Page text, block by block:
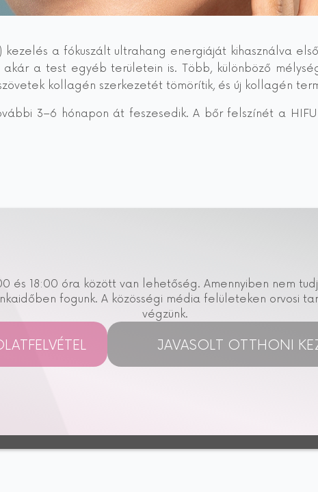
kezelés a fókuszált ultrahang energiáját kihasználva
a test egyéb területein is. Több, különböző
kollagén szerkezetét tömörítik, és új kollagén
3–6 hónapon át feszesedik. A bőr felszínét a
18:00 óra között van lehetőség. Amennyiben nem
fogunk. A közösségi média felületeken orvosi
végzünk.
JAVASOLT OTTHONI